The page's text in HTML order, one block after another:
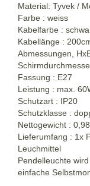
Material: Tyvek /
Farbe : weiss
Kabelfarbe :
Kabellänge :
Abmessungen,
Fassung : E27
Leistung : max.
Schutzart : IP20
Schutzklasse :
Nettogewicht :
Lieferumfang : 1x
Leuchmittel
Pendelleuchte
einfache